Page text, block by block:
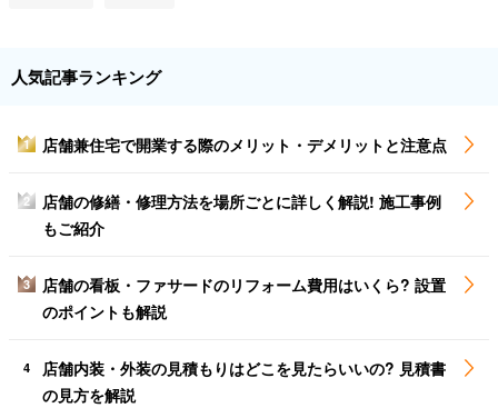
人気記事ランキング
1 店舗兼住宅で開業する際のメリット・デメリットと注意点
2
店舗の修繕・修理方法を場所ごとに詳しく解説! 施工事例
もご紹介
3
店舗の看板・ファサードのリフォーム費用はいくら? 設置
のポイントも解説
4
店舗内装・外装の見積もりはどこを見たらいいの? 見積書
の見方を解説